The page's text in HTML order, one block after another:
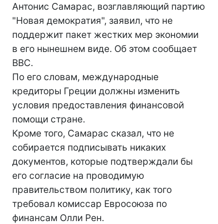
Антонис Самарас, возглавляющий партию
"Новая демократия", заявил, что не
поддержит пакет жестких мер экономии
в его нынешнем виде. Об этом сообщает
ВВС.
По его словам, международные
кредиторы Греции должны изменить
условия предоставления финансовой
помощи стране.
Кроме того, Самарас сказал, что не
собирается подписывать никаких
документов, которые подтверждали бы
его согласие на проводимую
правительством политику, как того
требовал комиссар Евросоюза по
финансам Олли Рен.